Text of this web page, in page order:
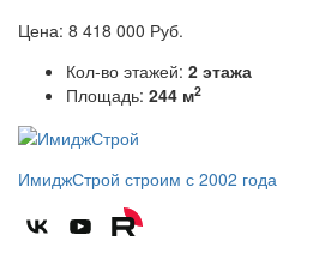
Цена: 8 418 000 Руб.
Кол-во этажей: 2 этажа
Площадь: 244 м2
ИмиджСтрой строим с 2002 года